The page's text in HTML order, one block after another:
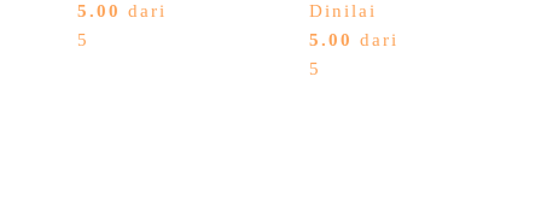
5.00 dari
5
Dinilai
5.00 dari
5